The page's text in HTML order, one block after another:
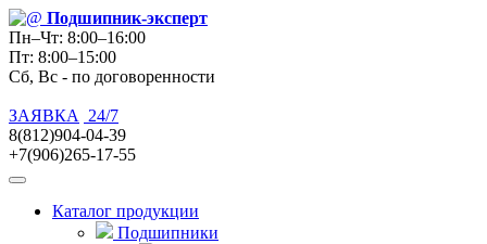
Подшипник-эксперт
Пн–Чт: 8:00–16:00
Пт: 8:00–15:00
Сб, Вс - по договоренности
ЗАЯВКА
24/7
8(812)904-04-39
+7(906)265-17-55
Каталог продукции
Подшипники